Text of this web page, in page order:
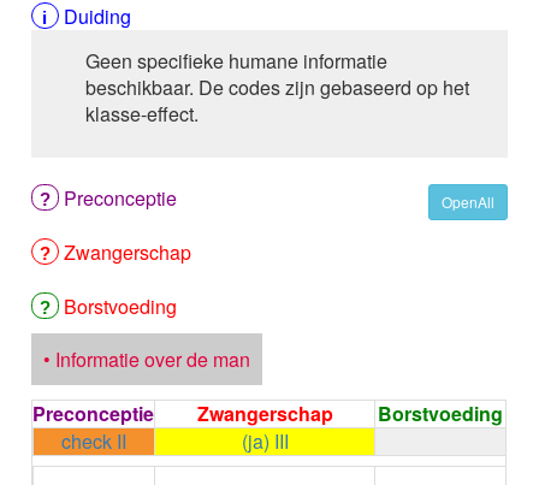
ALENDRONAAT/VIT D3
ALFA-1-PROTEINASEREMMER humaan
ALFENTANYL HCl
ALFUZOSINE
ALGINAAT Na / BICARBONAAT Na
ALGINAAT Na / Na BICARBONAAT / CALCIUM
CARBONAAT
ALGLUCOSIDASE alfa
ALIROCUMAB
ALITRETINOINE
ALIZAPRIDE
ALLOPURINOL
ALMOTRIPTAN
ALOGLIPTINE benzoaat
Duiding
Geen specifieke humane informatie
beschikbaar. De codes zijn gebaseerd op het
klasse-effect.
OpenAll
Preconceptie
Zwangerschap
Borstvoeding
• Informatie over de man
Preconceptie
Zwangerschap
Borstvoeding
check II
(ja) III